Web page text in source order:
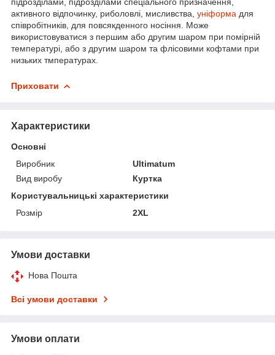
активного відпочинку, риболовлі, мисливства, уніформа для
співробітників, для повсякденного носіння. Може
використовуватися з першим або другим шаром при помірній
температурі, або з другим шаром та флісовими кофтами при
низьких тмпературах.
Приховати
Характеристики
Основні
Виробник
Ultimatum
Вид виробу
Куртка
Користувальницькі характеристики
Розмір
2XL
Умови доставки
Нова Пошта
Всі умови доставки
Умови оплати